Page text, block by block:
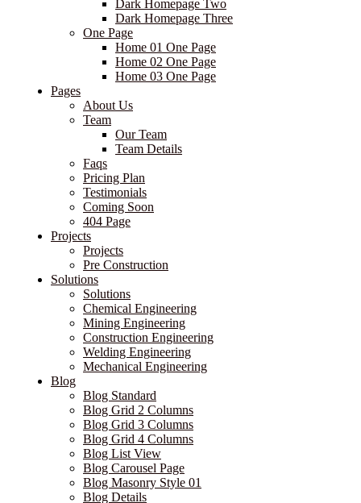
Dark Homepage Two
Dark Homepage Three
One Page
Home 01 One Page
Home 02 One Page
Home 03 One Page
Pages
About Us
Team
Our Team
Team Details
Faqs
Pricing Plan
Testimonials
Coming Soon
404 Page
Projects
Projects
Pre Construction
Solutions
Solutions
Chemical Engineering
Mining Engineering
Construction Engineering
Welding Engineering
Mechanical Engineering
Blog
Blog Standard
Blog Grid 2 Columns
Blog Grid 3 Columns
Blog Grid 4 Columns
Blog List View
Blog Carousel Page
Blog Masonry Style 01
Blog Details